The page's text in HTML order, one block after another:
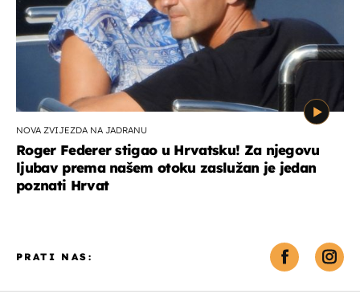
NOVA ZVIJEZDA NA JADRANU
Roger Federer stigao u Hrvatsku! Za njegovu
ljubav prema našem otoku zaslužan je jedan
poznati Hrvat
PRATI NAS: